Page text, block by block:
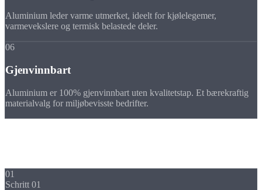
Aluminium leder varme utmerket, ideelt for kjølelegemer,
varmevekslere og termisk belastede deler.
06
Gjenvinnbart
Aluminium er 100% gjenvinnbart uten kvalitetstap. Et bærekraftig
materialvalg for miljøbevisste bedrifter.
01
Schritt 01